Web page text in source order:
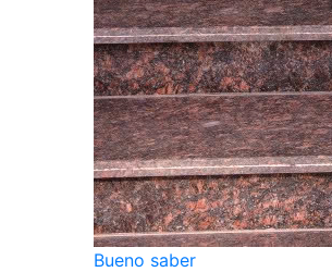
Bueno saber